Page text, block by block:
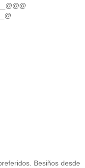
Besiños desde